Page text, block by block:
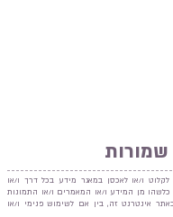
שמורות
ו/או לאכסן במאגר מידע בכל דרך ו/או
כלשהו מן המידע ו/או המאמרים ו/או התמונות
אינטרנט זה, בין אם לשימוש פנימי ו/או